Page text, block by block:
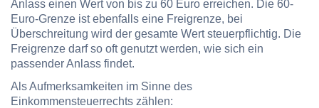
Anlass einen Wert von bis zu 60 Euro erreichen. Die 60-
Euro-Grenze ist ebenfalls eine Freigrenze, bei
Überschreitung wird der gesamte Wert steuerpflichtig. Die
Freigrenze darf so oft genutzt werden, wie sich ein
passender Anlass findet.
Als Aufmerksamkeiten im Sinne des
Einkommensteuerrechts zählen: